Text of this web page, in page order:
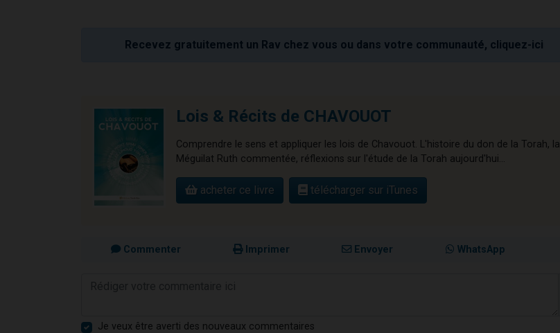
Recevez gratuitement un Rav chez vous ou dans votre communauté, cliquez-ici
Lois & Récits de CHAVOUOT
Comprendre le sens et appliquer les lois de Chavouot. L'histoire du don de la Torah, la
Méguilat Ruth commentée, réflexions sur l'étude de la Torah aujourd'hui...
acheter ce livre télécharger sur iTunes
Commenter Imprimer Envoyer WhatsApp
Je veux être averti des nouveaux commentaires